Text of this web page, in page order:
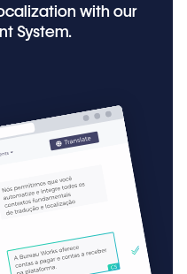
with our
System.